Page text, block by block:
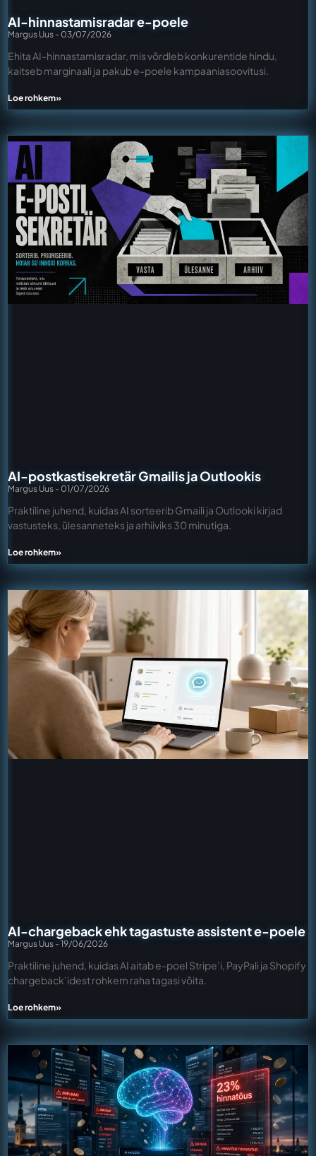
AI-hinnastamisradar e-poele
Margus Uus 03/07/2026
Ehita AI-hinnastamisradar, mis võrdleb konkurentide hindu,
kaitseb marginaali ja pakub e-poele kampaaniasoovitusi.
Loe rohkem»
AI-postkastisekretär Gmailis ja Outlookis
Margus Uus 01/07/2026
Praktiline juhend, kuidas AI sorteerib Gmaili ja Outlooki kirjad
vastusteks, ülesanneteks ja arhiiviks 30 minutiga.
Loe rohkem»
AI-chargeback ehk tagastuste assistent e-poele
Margus Uus 19/06/2026
Praktiline juhend, kuidas AI aitab e-poel Stripe’i, PayPali ja Shopify
chargeback’idest rohkem raha tagasi võita.
Loe rohkem»